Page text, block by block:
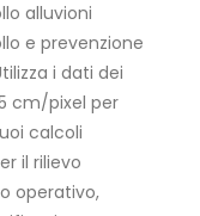
alluvioni
e prevenzione
i dati dei
cm/pixel per
calcoli
il rilievo
operativo,